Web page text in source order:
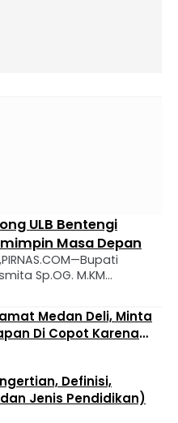
ULB Bentengi
Masa Depan
Sp.OG. M.KM
atas perjalanan
(ULB) yang kini genap
yang makin matang,
tempat transfer
dalam
inovatif, kritis, dan
disampaikan Bupati …
Medan Deli, Minta
Di Copot Karena
Warganya
Definisi,
Jenis Pendidikan)